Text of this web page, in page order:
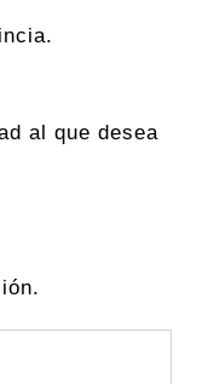
al que desea